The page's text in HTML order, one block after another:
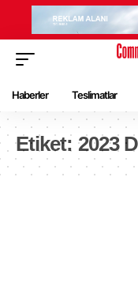
Haberler Teslimatlar
Etiket: 2023